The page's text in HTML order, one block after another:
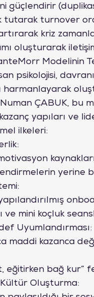
güçlendirir
tutarak turnover
kriz
oluşturarak
Modelinin
psikolojisi,
harmanlayarak
ÇABUK, bu
yapıları ve
ilkeleri:
yerine
ve mini koçluk
Uyumlandırması:
maddi kazanca
eğitirken bağ kur”
Kültür Oluşturma: